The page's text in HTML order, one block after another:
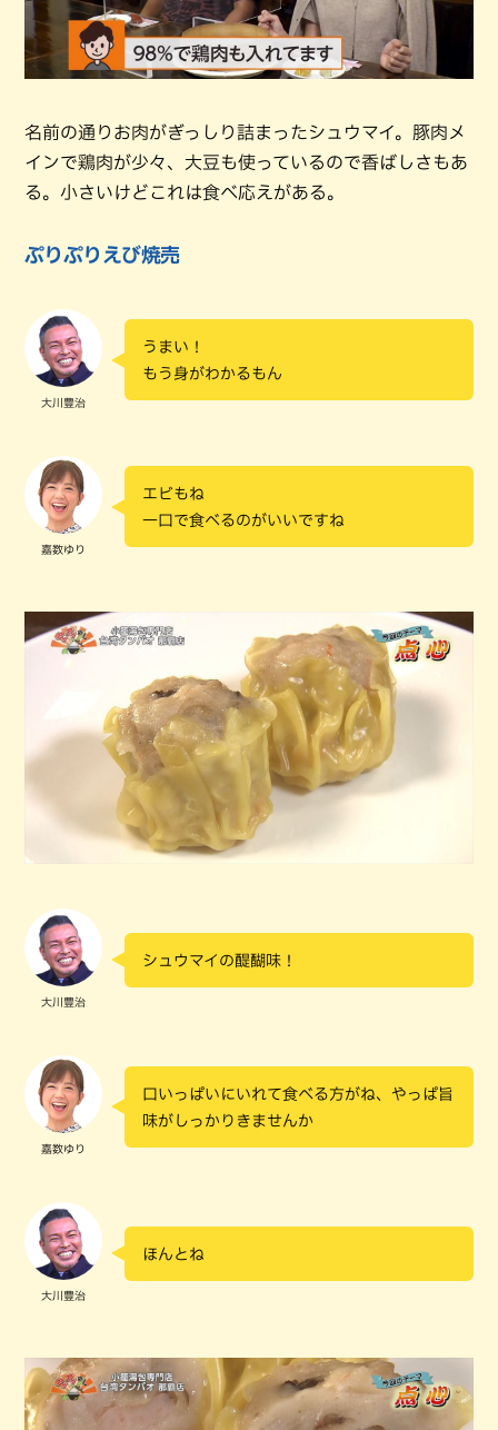
名前の通りお肉がぎっしり詰まったシュウマイ。豚肉メ
インで鶏肉が少々、大豆も使っているので香ばしさもあ
る。小さいけどこれは食べ応えがある。
ぷりぷりえび焼売
大川豊治
うまい！
もう身がわかるもん
嘉数ゆり
エビもね
一口で食べるのがいいですね
大川豊治
シュウマイの醍醐味！
嘉数ゆり
口いっぱいにいれて食べる方がね、やっぱ旨
味がしっかりきませんか
大川豊治
ほんとね